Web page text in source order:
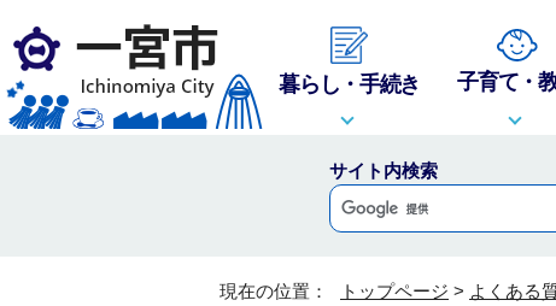
暮らし・手続き 子育て・
サイト内検索
現在の位置： トップページ > よくある